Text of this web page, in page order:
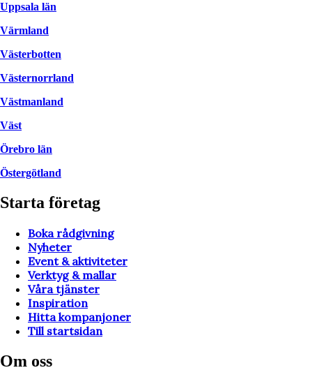
Uppsala län
Värmland
Västerbotten
Västernorrland
Västmanland
Väst
Örebro län
Östergötland
Starta företag
Boka rådgivning
Nyheter
Event & aktiviteter
Verktyg & mallar
Våra tjänster
Inspiration
Hitta kompanjoner
Till startsidan
Om oss